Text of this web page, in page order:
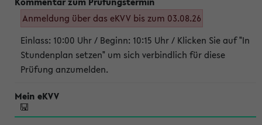
Anmeldung über das eKVV bis zum 03.08.26
Einlass: 10:00 Uhr / Beginn: 10:15 Uhr / Klicken Sie auf "In
Stundenplan setzen" um sich verbindlich für diese
Prüfung anzumelden.